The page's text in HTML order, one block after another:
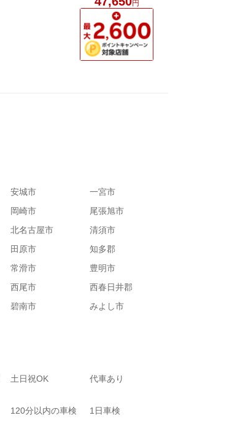
円
安城市
一宮市
岡崎市
尾張旭市
北名古屋市
清須市
田原市
知多郡
常滑市
豊明市
西尾市
西春日井郡
碧南市
みよし市
土日祝OK 代車あり
120分以内の車検 1日車検